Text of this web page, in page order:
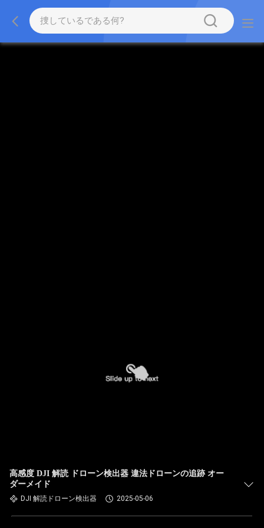
高感度 DJI 解読 ドローン検出器 違法ドローンの追跡 オー
ダーメイド
DJI 解読ドローン検出器 2025-05-06